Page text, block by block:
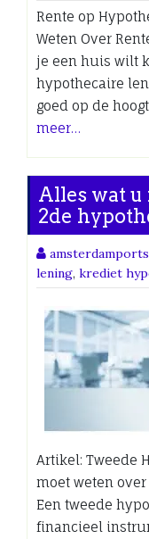
Rente op
Weten Over
je een huis wilt
hypothecaire
goed op de
meer…
Alles wat u
2de
lening, krediet
Artikel: Tweede
moet weten
Een tweede
financieel